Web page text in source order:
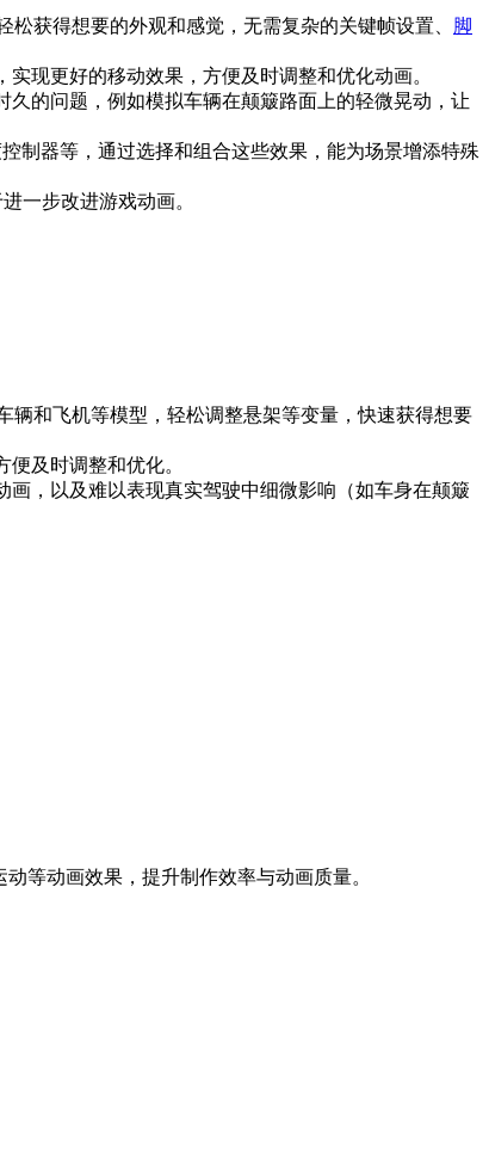
轻松获得想要的外观和感觉，无需复杂的关键帧设置、 脚
现更好的移动效果，方便及时调整和优化动画。
久的问题，例如模拟车辆在颠簸路面上的轻微晃动，让
等，通过选择和组合这些效果，能为场景增添特殊
一步改进游戏动画。
辆和飞机等模型，轻松调整悬架等变量，快速获得想要
时调整和优化。
动画，以及难以表现真实驾驶中细微影响（如车身在颠簸
等动画效果，提升制作效率与动画质量。